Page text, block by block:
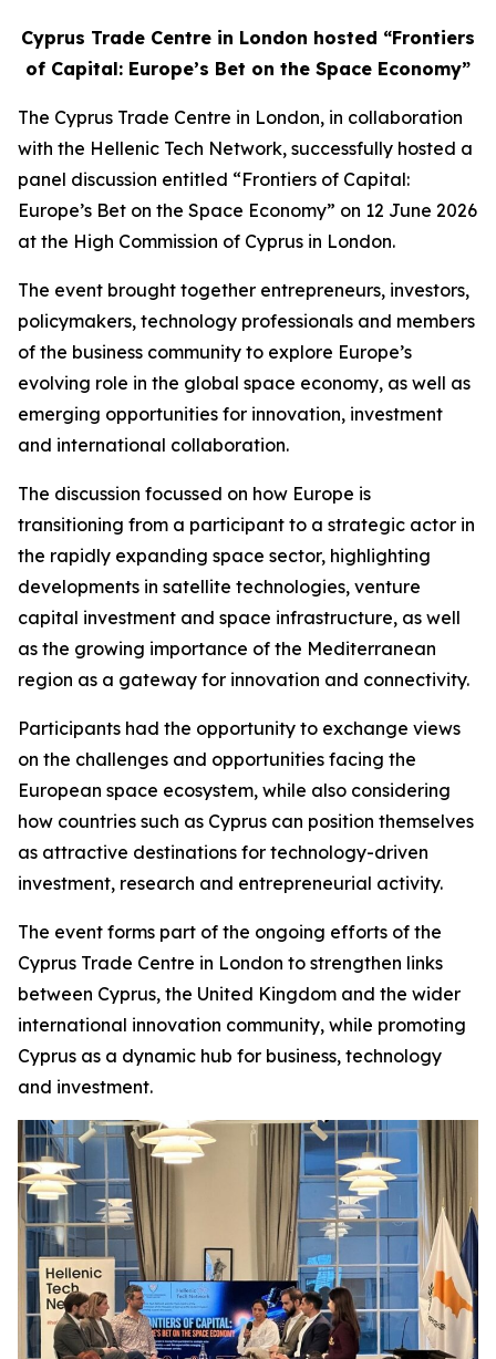
Cyprus Trade Centre in London hosted “Frontiers
of Capital: Europe’s Bet on the Space Economy”
The Cyprus Trade Centre in London, in collaboration
with the Hellenic Tech Network, successfully hosted a
panel discussion entitled “Frontiers of Capital:
Europe’s Bet on the Space Economy” on 12 June 2026
at the High Commission of Cyprus in London.
The event brought together entrepreneurs, investors,
policymakers, technology professionals and members
of the business community to explore Europe’s
evolving role in the global space economy, as well as
emerging opportunities for innovation, investment
and international collaboration.
The discussion focussed on how Europe is
transitioning from a participant to a strategic actor in
the rapidly expanding space sector, highlighting
developments in satellite technologies, venture
capital investment and space infrastructure, as well
as the growing importance of the Mediterranean
region as a gateway for innovation and connectivity.
Participants had the opportunity to exchange views
on the challenges and opportunities facing the
European space ecosystem, while also considering
how countries such as Cyprus can position themselves
as attractive destinations for technology-driven
investment, research and entrepreneurial activity.
The event forms part of the ongoing efforts of the
Cyprus Trade Centre in London to strengthen links
between Cyprus, the United Kingdom and the wider
international innovation community, while promoting
Cyprus as a dynamic hub for business, technology
and investment.